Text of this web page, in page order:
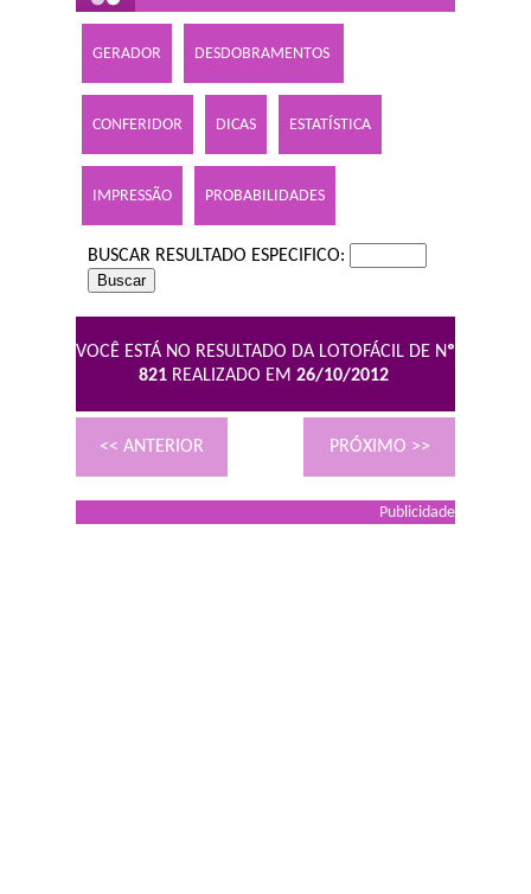
GERADOR DESDOBRAMENTOS
CONFERIDOR DICAS ESTATÍSTICA
IMPRESSÃO PROBABILIDADES
BUSCAR RESULTADO ESPECIFICO:
VOCÊ ESTÁ NO RESULTADO DA LOTOFÁCIL DE Nº
821 REALIZADO EM 26/10/2012
<< ANTERIOR PRÓXIMO >>
Publicidade